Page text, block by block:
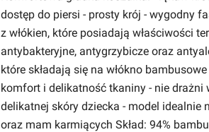
dostęp do piersi - prosty krój - wygodny
z włókien, które posiadają właściwości
antybakteryjne, antygrzybicze oraz
które składają się na włókno
komfort i delikatność tkaniny - nie drażni
delikatnej skóry dziecka - model idealnie
oraz mam karmiących Skład: 94%